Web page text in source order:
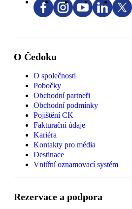
O Čedoku
O společnosti
Pobočky
Obchodní partneři
Obchodní podmínky
Pojištění CK
Fakturační údaje
Kariéra
Kontakty pro média
Destinace
Vnitřní oznamovací systém
Rezervace a podpora